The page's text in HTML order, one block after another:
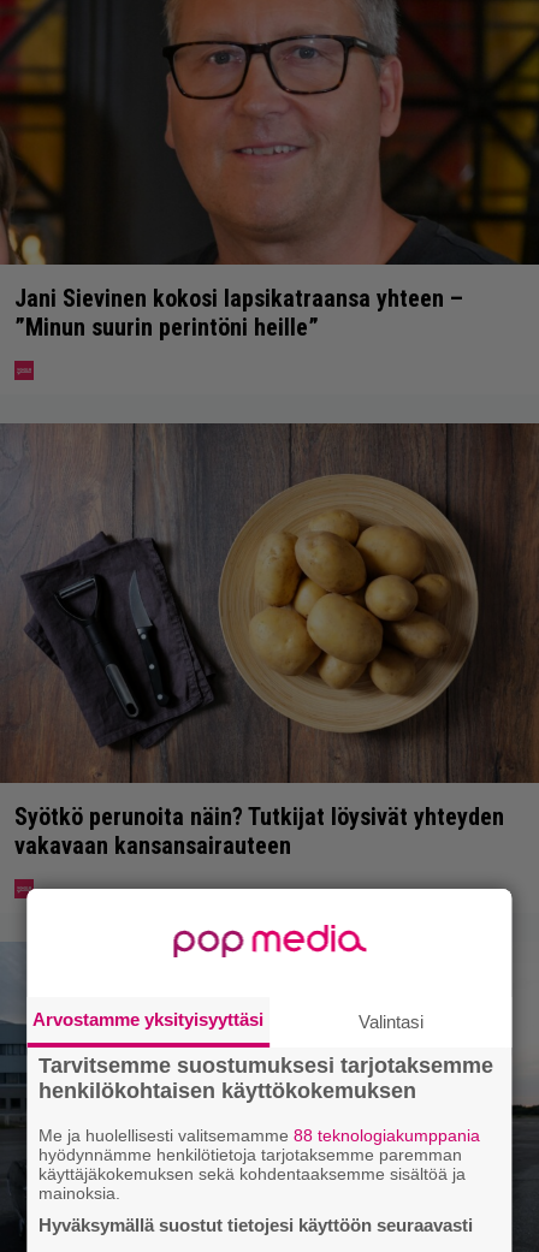
Jani Sievinen kokosi lapsikatraansa yhteen –
”Minun suurin perintöni heille”
Syötkö perunoita näin? Tutkijat löysivät yhteyden
vakavaan kansansairauteen
Arvostamme yksityisyyttäsi Valintasi
Tarvitsemme suostumuksesi tarjotaksemme
henkilökohtaisen käyttökokemuksen
Me ja huolellisesti valitsemamme88 teknologiakumppania
hyödynnämme henkilötietoja tarjotaksemme paremman
käyttäjäkokemuksen sekä kohdentaaksemme sisältöä ja
mainoksia.
Hyväksymällä suostut tietojesi käyttöön seuraavasti